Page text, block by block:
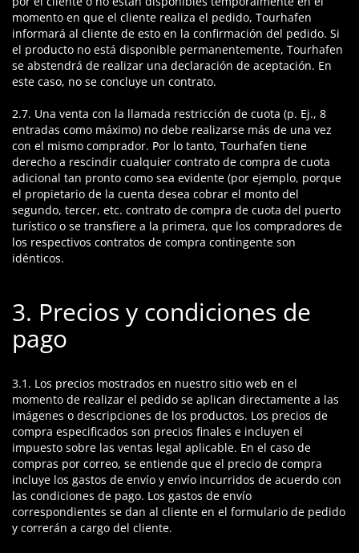
momento en que el cliente realiza el pedido, Tourhafen
informará al cliente de esto en la confirmación del pedido. Si
el producto no está disponible permanentemente, Tourhafen
se abstendrá de realizar una declaración de aceptación. En
este caso, no se concluye un contrato.
2.7. Una venta con la llamada restricción de cuota (p. Ej., 8
entradas como máximo) no debe realizarse más de una vez
con el mismo comprador. Por lo tanto, Tourhafen tiene
derecho a rescindir cualquier contrato de compra de cuota
adicional tan pronto como sea evidente (por ejemplo, porque
el propietario de la cuenta desea cobrar el monto del
segundo, tercer, etc. contrato de compra de cuota del puerto
turístico o se transfiere a la primera, que los compradores de
los respectivos contratos de compra contingente son
idénticos.
3. Precios y condiciones de
pago
3.1. Los precios mostrados en nuestro sitio web en el
momento de realizar el pedido se aplican directamente a las
imágenes o descripciones de los productos. Los precios de
compra especificados son precios finales e incluyen el
impuesto sobre las ventas legal aplicable. En el caso de
compras por correo, se entiende que el precio de compra
incluye los gastos de envío y envío incurridos de acuerdo con
las condiciones de pago. Los gastos de envío
correspondientes se dan al cliente en el formulario de pedido
y correrán a cargo del cliente.